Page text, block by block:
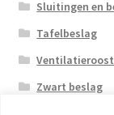
Sluitingen en
Tafelbeslag
Zwart beslag